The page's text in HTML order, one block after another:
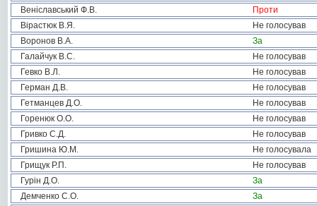
Веніславський Ф.В.
Проти
Вірастюк В.Я.
Не голосував
Воронов В.А.
За
Галайчук В.С.
Не голосував
Гевко В.Л.
Не голосував
Герман Д.В.
Не голосував
Гетманцев Д.О.
Не голосував
Горенюк О.О.
Не голосував
Гривко С.Д.
Не голосував
Гришина Ю.М.
Не голосувала
Грищук Р.П.
Не голосував
Гурін Д.О.
За
Демченко С.О.
За